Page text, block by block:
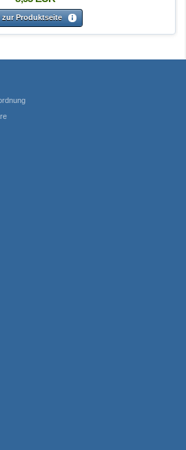
zur Produktseite